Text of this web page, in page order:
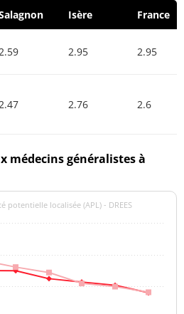
Isère France
2.95 2.95
2.76 2.6
médecins généralistes à
potentielle localisée (APL) - DREES